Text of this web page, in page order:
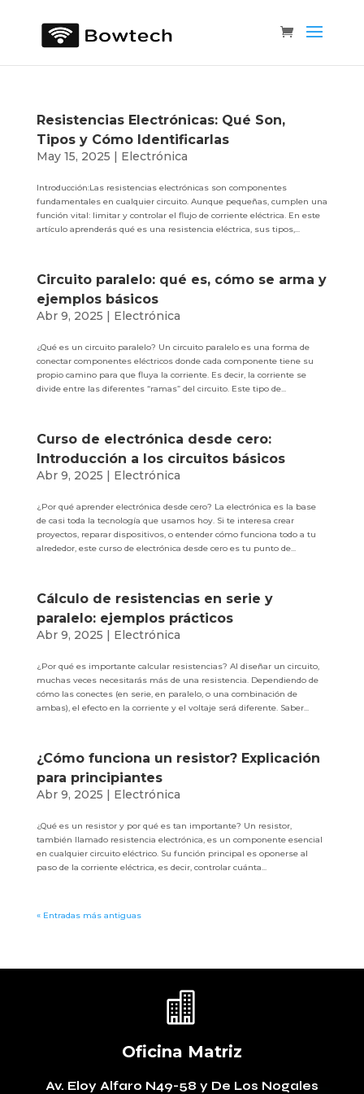
Resistencias Electrónicas: Qué Son,
Tipos y Cómo Identificarlas
May 15, 2025 | Electrónica
Introducción:Las resistencias electrónicas son componentes
fundamentales en cualquier circuito. Aunque pequeñas, cumplen una
función vital: limitar y controlar el flujo de corriente eléctrica. En este
artículo aprenderás qué es una resistencia eléctrica, sus tipos,...
Circuito paralelo: qué es, cómo se arma y
ejemplos básicos
Abr 9, 2025 | Electrónica
¿Qué es un circuito paralelo? Un circuito paralelo es una forma de
conectar componentes eléctricos donde cada componente tiene su
propio camino para que fluya la corriente. Es decir, la corriente se
divide entre las diferentes “ramas” del circuito. Este tipo de...
Curso de electrónica desde cero:
Introducción a los circuitos básicos
Abr 9, 2025 | Electrónica
¿Por qué aprender electrónica desde cero? La electrónica es la base
de casi toda la tecnología que usamos hoy. Si te interesa crear
proyectos, reparar dispositivos, o entender cómo funciona todo a tu
alrededor, este curso de electrónica desde cero es tu punto de...
Cálculo de resistencias en serie y
paralelo: ejemplos prácticos
Abr 9, 2025 | Electrónica
¿Por qué es importante calcular resistencias? Al diseñar un circuito,
muchas veces necesitarás más de una resistencia. Dependiendo de
cómo las conectes (en serie, en paralelo, o una combinación de
ambas), el efecto en la corriente y el voltaje será diferente. Saber...
¿Cómo funciona un resistor? Explicación
para principiantes
Abr 9, 2025 | Electrónica
¿Qué es un resistor y por qué es tan importante? Un resistor,
también llamado resistencia electrónica, es un componente esencial
en cualquier circuito eléctrico. Su función principal es oponerse al
paso de la corriente eléctrica, es decir, controlar cuánta...
« Entradas más antiguas

Oficina Matriz
Av. Eloy Alfaro N49-58 y De Los Nogales